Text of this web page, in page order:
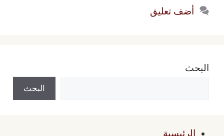
أضف تعليق
البحث
البحث
الرئيسية